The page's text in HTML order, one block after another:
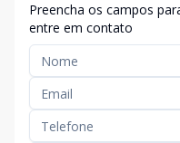
Preencha os campos
entre em contato